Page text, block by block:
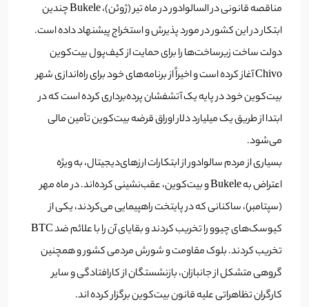
مناقصه قانونی در السالوادور در ماه تیر (ژوئن)، Bukele چندین
ابتکار در این کشور در مورد پذیرش و استخراج پیشنهاد داده است.
دولت ساخت زیرساخت‌ها را برای حمایت از کیف‌پول بیت‌کوین
Chivo آغاز کرده است و اخیراً از برنامه‌های خود برای راه‌اندازی شهر
بیت‌کوین خود در پایه یک آتشفشان پرده‌برداری کرده است که در
ابتدا از طریق یک میلیارد دلار اوراق قرضه بیت‌کوین تأمین مالی
می‌شود.
بسیاری از مردم سالوادور از ابتکارات ارزهای‌دیجیتال، به ویژه
اعتراض به Bukele و بیت‌کوین، عقب‌نشینی کرده‌اند. در ماه مهر
(سپتامبر)، ساکنانی که در پایتخت راهپیمایی می‌کردند، یکی از
کیوسک‌های چیوو را تخریب کردند و بقایای آن را با علائم ضد BTC
تخریب کردند. بلوک مقاومت و شورش مردمی کشور و همچنین
گروهی متشکل از جانبازان، بازنشستگان از کارافتادگی و سایر
کارگران تظاهراتی علیه قانون بیت‌کوین برگزار کرده اند.